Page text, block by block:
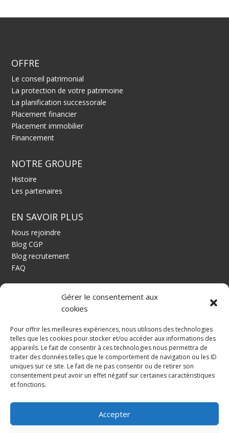
Gérer le consentement aux
cookies
Pour offrir les meilleures expériences, nous utilisons des technologies
telles que les cookies pour stocker et/ou accéder aux informations des
appareils. Le fait de consentir à ces technologies nous permettra de
traiter des données telles que le comportement de navigation ou les ID
uniques sur ce site. Le fait de ne pas consentir ou de retirer son
consentement peut avoir un effet négatif sur certaines caractéristiques
et fonctions.
Accepter
OFFRE
Le conseil patrimonial
La protection de votre patrimoine
La planification successorale
Placement financier
Placement immobilier
Financement
NOTRE GROUPE
Histoire
Les partenaires
EN SAVOIR PLUS
Nous rejoindre
Blog CGP
Blog recrutement
FAQ
a.lemaitre@alcgp.fr
Alcgp, société de conseil en gestion de patrimoine
Alexandre Lemaitre – Conseil et gestion de patrimoine